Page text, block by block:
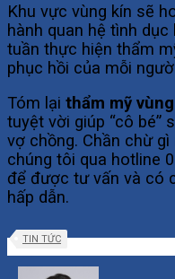
Khu vực vùng kín sẽ
hành quan hệ tình
tuần thực hiện thẩm
phục hồi của mỗi
Tóm lại thẩm mỹ
tuyệt vời giúp “cô bé”
vợ chồng. Chần chừ
chúng tôi qua hotline
để được tư vấn và có
hấp dẫn.
TIN TỨC